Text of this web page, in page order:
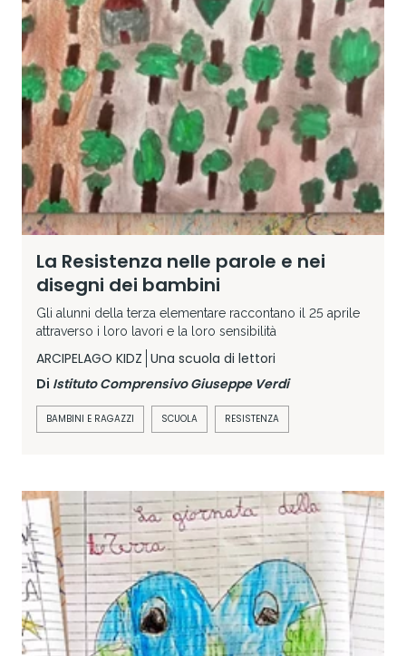
La Resistenza nelle parole e nei
disegni dei bambini
Gli alunni della terza elementare raccontano il 25 aprile
attraverso i loro lavori e la loro sensibilità
ARCIPELAGO KIDZ Una scuola di lettori
Di Istituto Comprensivo Giuseppe Verdi
BAMBINI E RAGAZZI SCUOLA RESISTENZA